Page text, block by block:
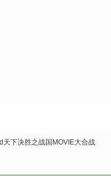
下决胜之战国MOVIE大合战